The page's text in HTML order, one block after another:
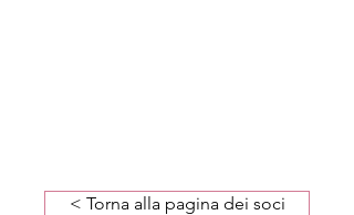
< Torna alla pagina dei soci